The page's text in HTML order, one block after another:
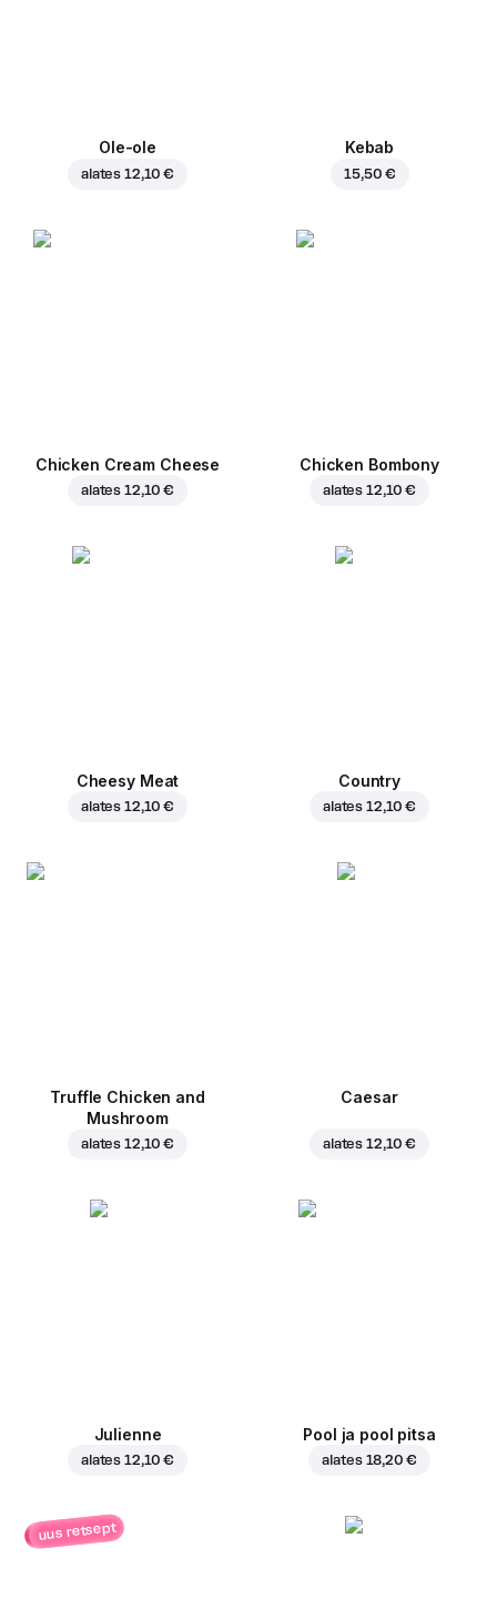
Ole-ole
alates 12,10 €
Kebab
15,50 €
Chicken Cream Cheese
alates 12,10 €
Chicken Bombony
alates 12,10 €
Cheesy Meat
alates 12,10 €
Country
alates 12,10 €
Truffle Chicken and
Mushroom
alates 12,10 €
Caesar
alates 12,10 €
Julienne
alates 12,10 €
Pool ja pool pitsa
alates 18,20 €
uus retsept